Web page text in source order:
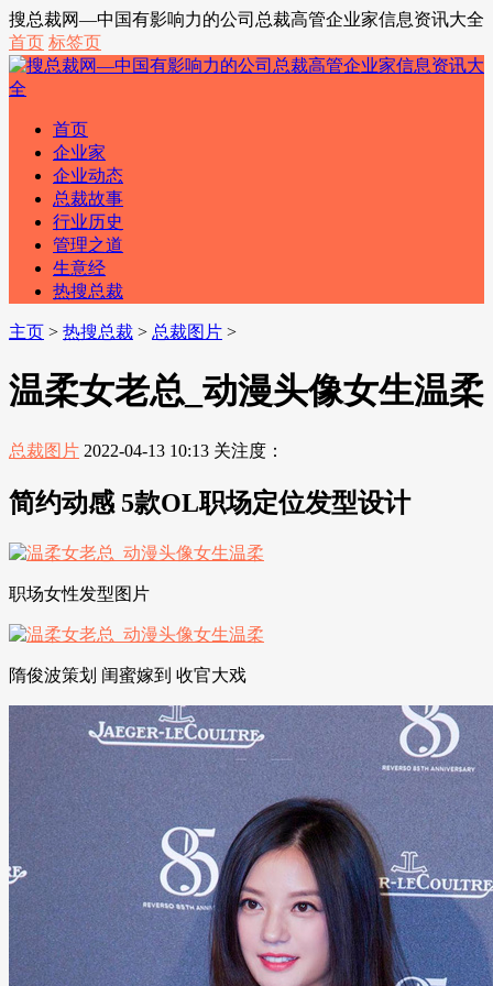
搜总裁网—中国有影响力的公司总裁高管企业家信息资讯大全
首页 标签页
首页
企业家
企业动态
总裁故事
行业历史
管理之道
生意经
热搜总裁
主页 > 热搜总裁 > 总裁图片 >
温柔女老总_动漫头像女生温柔
总裁图片 2022-04-13 10:13 关注度：
简约动感 5款OL职场定位发型设计
职场女性发型图片
隋俊波策划 闺蜜嫁到 收官大戏